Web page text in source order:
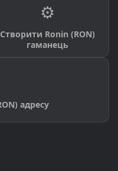
⚙️
Створити Ronin (RON)
гаманець
адресу